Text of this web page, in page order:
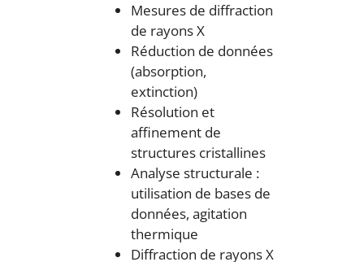
Mesures de diffraction
de rayons X
Réduction de données
(absorption,
extinction)
Résolution et
affinement de
structures cristallines
Analyse structurale :
utilisation de bases de
données, agitation
thermique
Diffraction de rayons X